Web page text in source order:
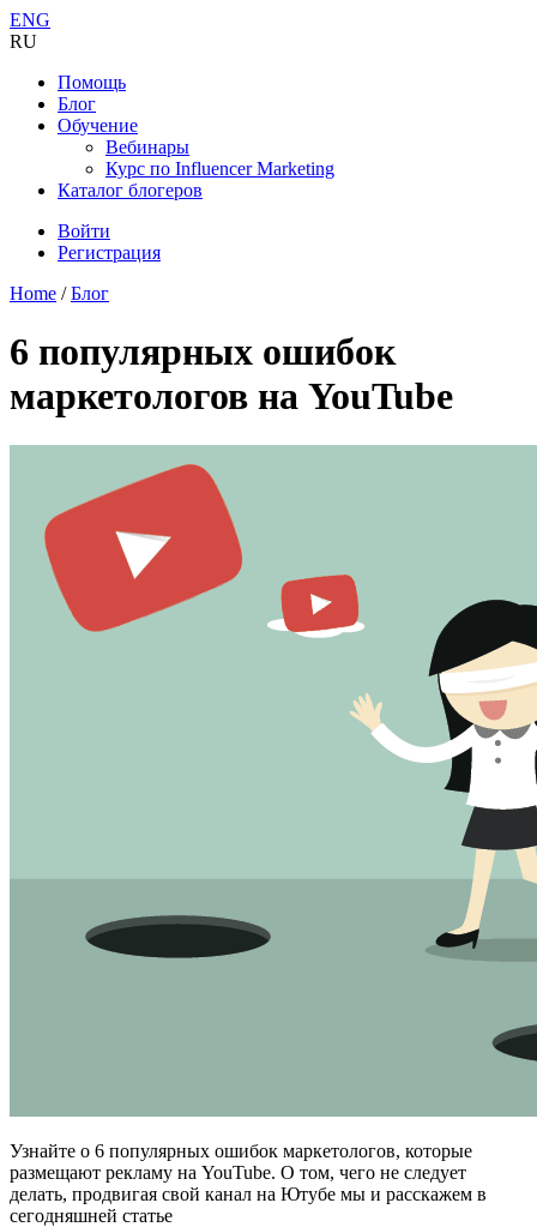
ENG
RU
Помощь
Блог
Обучение
Вебинары
Курс по Influencer Marketing
Каталог блогеров
Войти
Регистрация
Home /Блог
6 популярных ошибок
маркетологов на YouTube
Узнайте о 6 популярных ошибок маркетологов, которые
размещают рекламу на YouTube. О том, чего не следует
делать, продвигая свой канал на Ютубе мы и расскажем в
сегодняшней статье